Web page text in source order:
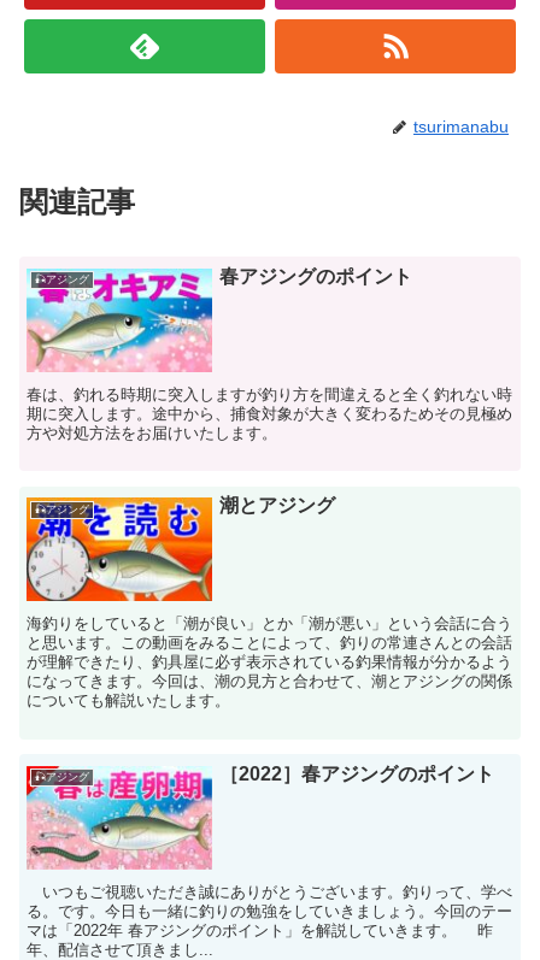
tsurimanabu
関連記事
🎣アジング 春アジングのポイント
春は、釣れる時期に突入しますが釣り方を間違えると全く釣れない時
期に突入します。途中から、捕食対象が大きく変わるためその見極め
方や対処方法をお届けいたします。
🎣アジング 潮とアジング
海釣りをしていると「潮が良い」とか「潮が悪い」という会話に合う
と思います。この動画をみることによって、釣りの常連さんとの会話
が理解できたり、釣具屋に必ず表示されている釣果情報が分かるよう
になってきます。今回は、潮の見方と合わせて、潮とアジングの関係
についても解説いたします。
🎣アジング ［2022］春アジングのポイント
いつもご視聴いただき誠にありがとうございます。釣りって、学べ
る。です。今日も一緒に釣りの勉強をしていきましょう。今回のテー
マは「2022年 春アジングのポイント」を解説していきます。 昨
年、配信させて頂きまし...